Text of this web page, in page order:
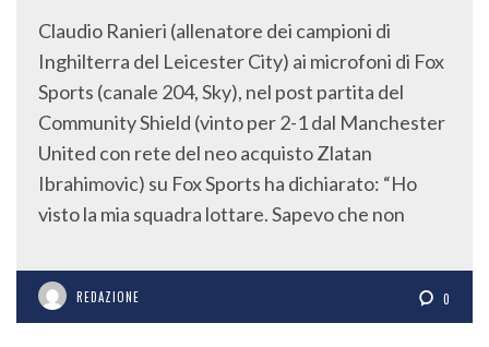
Claudio Ranieri (allenatore dei campioni di
Inghilterra del Leicester City) ai microfoni di Fox
Sports (canale 204, Sky), nel post partita del
Community Shield (vinto per 2-1 dal Manchester
United con rete del neo acquisto Zlatan
Ibrahimovic) su Fox Sports ha dichiarato: “Ho
visto la mia squadra lottare. Sapevo che non
REDAZIONE 0